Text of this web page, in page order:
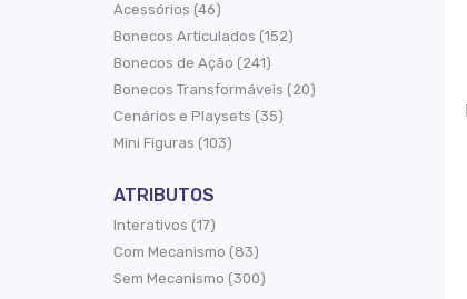
Acessórios (46)
Bonecos Articulados (152)
Bonecos de Ação (241)
Bonecos Transformáveis (20)
Cenários e Playsets (35)
Mini Figuras (103)
ATRIBUTOS
Interativos (17)
Com Mecanismo (83)
Sem Mecanismo (300)